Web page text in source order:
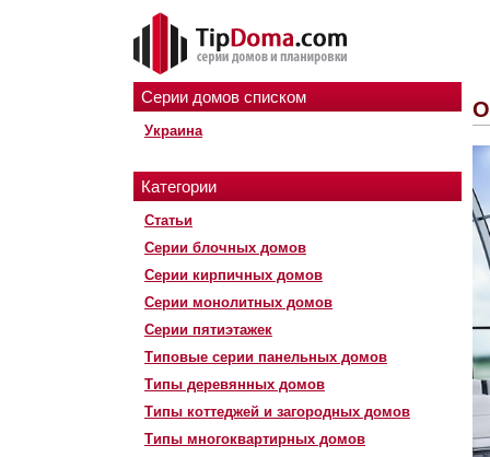
Серии домов списком
Украина
Категории
Статьи
Серии блочных домов
Серии кирпичных домов
Серии монолитных домов
Серии пятиэтажек
Типовые серии панельных домов
Типы деревянных домов
Типы коттеджей и загородных домов
Типы многоквартирных домов